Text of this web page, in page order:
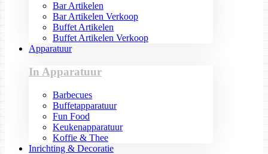
Bar Artikelen
Bar Artikelen Verkoop
Buffet Artikelen
Buffet Artikelen Verkoop
Apparatuur
In Apparatuur
Barbecues
Buffetapparatuur
Fun Food
Keukenapparatuur
Koffie & Thee
Inrichting & Decoratie